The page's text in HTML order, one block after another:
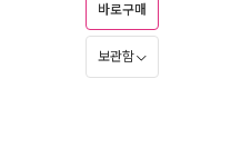
바로구매
보관함